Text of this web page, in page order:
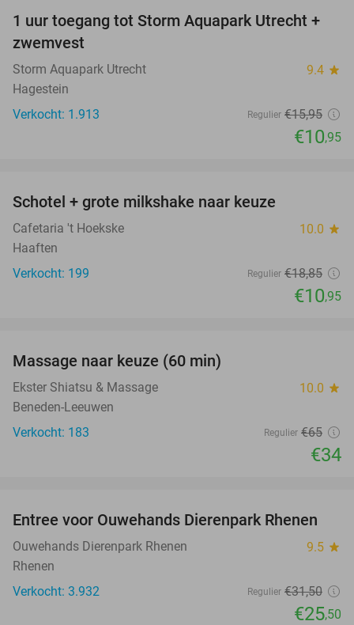
31%
1 uur toegang tot Storm Aquapark Utrecht +
zwemvest
Storm Aquapark Utrecht 9.4 star
Hagestein
Verkocht: 1.913
Regulier €15,95
€10,95
Schotel + grote milkshake naar keuze
Cafetaria 't Hoekske 10.0 star
Haaften
Verkocht: 199
Regulier €18,85
€10,95
Massage naar keuze (60 min)
Ekster Shiatsu & Massage 10.0 star
Beneden-Leeuwen
Verkocht: 183
Regulier €65
€34
19%
Entree voor Ouwehands Dierenpark Rhenen
Ouwehands Dierenpark Rhenen 9.5 star
Rhenen
Verkocht: 3.932
Regulier €31,50
€25,50